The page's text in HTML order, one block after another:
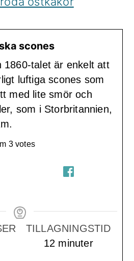
scones
1860-talet är enkelt att
luftiga scones som
med lite smör och
som i Storbritannien,
3votes
TILLAGNINGSTID
12 minuter
minuter